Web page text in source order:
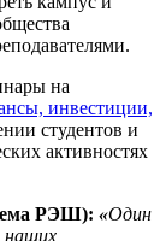
на
инвестиции,
студентов и
активностях
РЭШ): «Один
наших